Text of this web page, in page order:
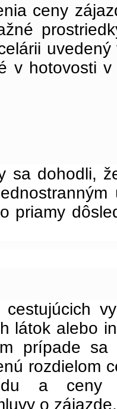
ceny
v hotovosti
sa dohodli,
priamy
cestujúcich
látok alebo
prípade sa
rozdielom
a ceny
o zájazde,